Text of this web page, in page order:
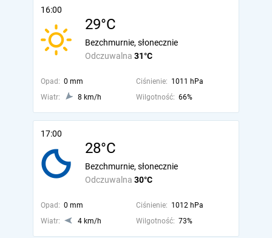
16:00
29°C
Odczuwalna 31°C
Bezchmurnie, słonecznie
Opad: 0 mm Ciśnienie: 1011 hPa
Wiatr:
8 km/h Wilgotność: 66%
17:00
28°C
Odczuwalna 30°C
Bezchmurnie, słonecznie
Opad: 0 mm Ciśnienie: 1012 hPa
Wiatr:
4 km/h Wilgotność: 73%